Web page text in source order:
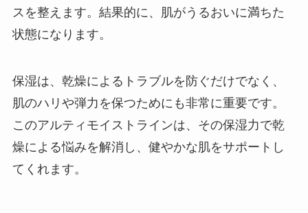
スを整えます。結果的に、肌がうるおいに満ちた
状態になります。
保湿は、乾燥によるトラブルを防ぐだけでなく、
肌のハリや弾力を保つためにも非常に重要です。
このアルティモイストラインは、その保湿力で乾
燥による悩みを解消し、健やかな肌をサポートし
てくれます。